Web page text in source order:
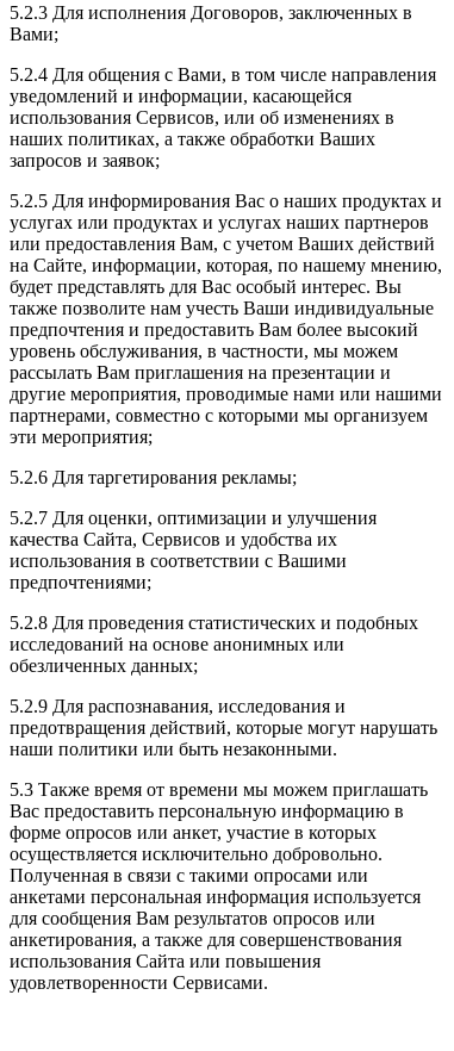
5.2.3 Для исполнения Договоров, заключенных в
Вами;
5.2.4 Для общения с Вами, в том числе направления
уведомлений и информации, касающейся
использования Сервисов, или об изменениях в
наших политиках, а также обработки Ваших
запросов и заявок;
5.2.5 Для информирования Вас о наших продуктах и
услугах или продуктах и услугах наших партнеров
или предоставления Вам, с учетом Ваших действий
на Сайте, информации, которая, по нашему мнению,
будет представлять для Вас особый интерес. Вы
также позволите нам учесть Ваши индивидуальные
предпочтения и предоставить Вам более высокий
уровень обслуживания, в частности, мы можем
рассылать Вам приглашения на презентации и
другие мероприятия, проводимые нами или нашими
партнерами, совместно с которыми мы организуем
эти мероприятия;
5.2.6 Для таргетирования рекламы;
5.2.7 Для оценки, оптимизации и улучшения
качества Сайта, Сервисов и удобства их
использования в соответствии с Вашими
предпочтениями;
5.2.8 Для проведения статистических и подобных
исследований на основе анонимных или
обезличенных данных;
5.2.9 Для распознавания, исследования и
предотвращения действий, которые могут нарушать
наши политики или быть незаконными.
5.3 Также время от времени мы можем приглашать
Вас предоставить персональную информацию в
форме опросов или анкет, участие в которых
осуществляется исключительно добровольно.
Полученная в связи с такими опросами или
анкетами персональная информация используется
для сообщения Вам результатов опросов или
анкетирования, а также для совершенствования
использования Сайта или повышения
удовлетворенности Сервисами.